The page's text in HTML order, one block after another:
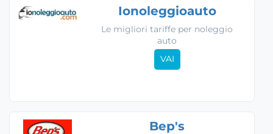
Ionoleggioauto
Le migliori tariffe per noleggio
auto
VAI
Bep's